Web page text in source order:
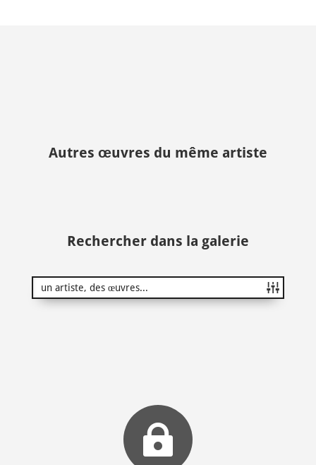
Autres œuvres du même artiste
Rechercher dans la galerie
